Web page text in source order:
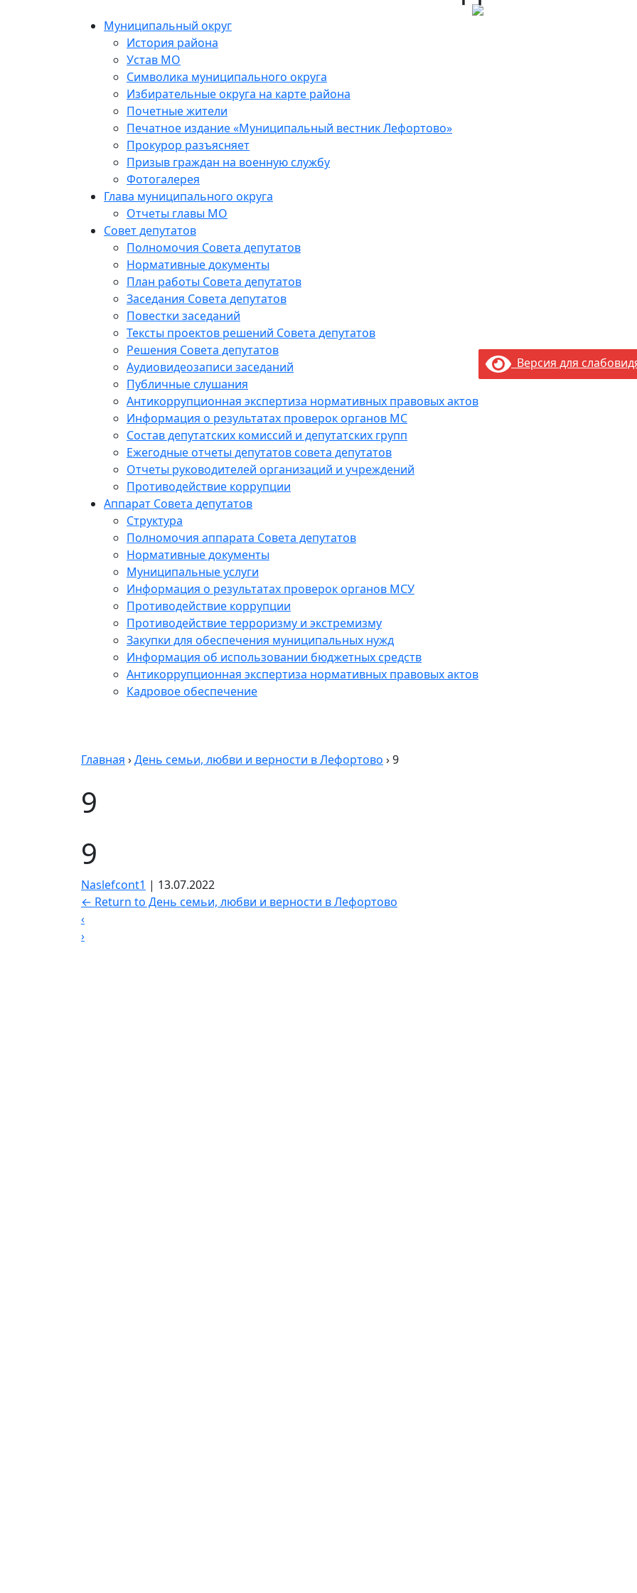
Муниципальный округ
История района
Устав МО
Символика муниципального округа
Избирательные округа на карте района
Почетные жители
Печатное издание «Муниципальный вестник Лефортово»
Прокурор разъясняет
Призыв граждан на военную службу
Фотогалерея
Глава муниципального округа
Отчеты главы МО
Совет депутатов
Полномочия Совета депутатов
Нормативные документы
План работы Совета депутатов
Заседания Cовета депутатов
Повестки заседаний
Тексты проектов решений Совета депутатов
Решения Совета депутатов
Аудиовидеозаписи заседаний
Публичные слушания
Антикоррупционная экспертиза нормативных правовых актов
Информация о результатах проверок органов МС
Состав депутатских комиссий и депутатских групп
Ежегодные отчеты депутатов совета депутатов
Отчеты руководителей организаций и учреждений
Противодействие коррупции
Аппарат Совета депутатов
Структура
Полномочия аппарата Совета депутатов
Нормативные документы
Муниципальные услуги
Информация о результатах проверок органов МСУ
Противодействие коррупции
Противодействие терроризму и экстремизму
Закупки для обеспечения муниципальных нужд
Информация об использовании бюджетных средств
Антикоррупционная экспертиза нормативных правовых актов
Кадровое обеспечение
Версия для
Главная ›День семьи, любви и верности в Лефортово ›9
9
9
Naslefcont1 | 13.07.2022
← Return to День семьи, любви и верности в Лефортово
‹
›